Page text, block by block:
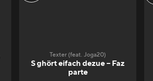
Texter (feat. Joga20)
S ghört eifach dezue – Faz
parte